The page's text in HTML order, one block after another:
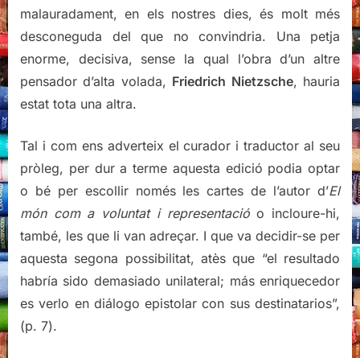
malauradament, en els nostres dies, és molt més
desconeguda del que no convindria. Una petja
enorme, decisiva, sense la qual l’obra d’un altre
pensador d’alta volada, Friedrich Nietzsche, hauria
estat tota una altra.
Tal i com ens adverteix el curador i traductor al seu
pròleg, per dur a terme aquesta edició podia optar
o bé per escollir només les cartes de l’autor d’El
món com a voluntat i representacióo incloure-hi,
també, les que li van adreçar. I que va decidir-se per
aquesta segona possibilitat, atès que “el resultado
habría sido demasiado unilateral; más enriquecedor
es verlo en diálogo epistolar con sus destinatarios”,
(p. 7).